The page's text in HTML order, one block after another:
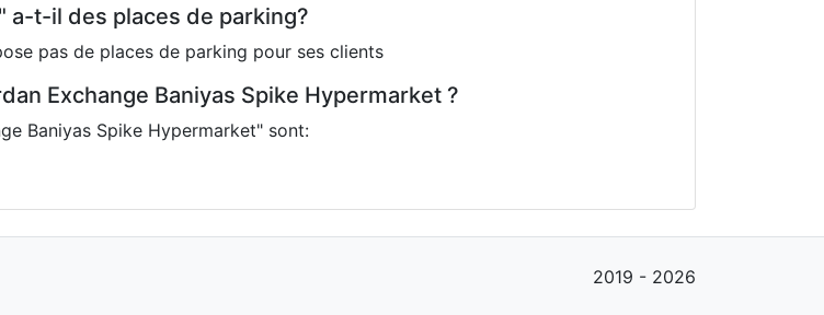
a-t-il des places de parking?
pas de places de parking pour ses clients
Exchange Baniyas Spike Hypermarket ?
Baniyas Spike Hypermarket" sont:
2019 - 2026